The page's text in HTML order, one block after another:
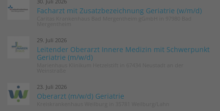
Facharzt mit Zusatzbezeichnung Geriatrie (w/m/d)
29. Juli 2026
Leitender Oberarzt Innere Medizin mit Schwerpunkt
Geriatrie (m/w/d)
23. Juli 2026
Oberarzt (m/w/d) Geriatrie